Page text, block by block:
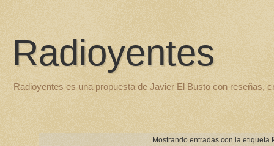
Radioyentes
Radioyentes es una propuesta de Javier El Busto con reseñas,
Mostrando entradas con la etiqueta